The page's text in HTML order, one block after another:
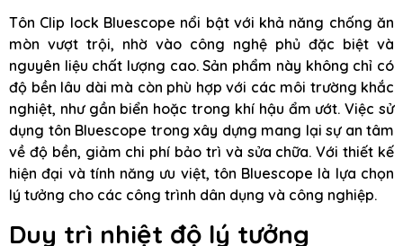
Tôn Clip lock Bluescope nổi bật với khả năng chống ăn
mòn vượt trội, nhờ vào công nghệ phủ đặc biệt và
nguyên liệu chất lượng cao. Sản phẩm này không chỉ có
độ bền lâu dài mà còn phù hợp với các môi trường khắc
nghiệt, như gần biển hoặc trong khí hậu ẩm ướt. Việc sử
dụng tôn Bluescope trong xây dựng mang lại sự an tâm
về độ bền, giảm chi phí bảo trì và sửa chữa. Với thiết kế
hiện đại và tính năng ưu việt, tôn Bluescope là lựa chọn
lý tưởng cho các công trình dân dụng và công nghiệp.
Duy trì nhiệt độ lý tưởng